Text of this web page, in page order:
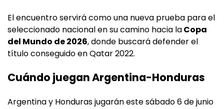
El encuentro servirá como una nueva prueba para el
seleccionado nacional en su camino hacia laCopa
del Mundo de 2026, donde buscará defender el
título conseguido en Qatar 2022.
Cuándo juegan Argentina-Honduras
Argentina y Honduras jugarán este sábado 6 de junio